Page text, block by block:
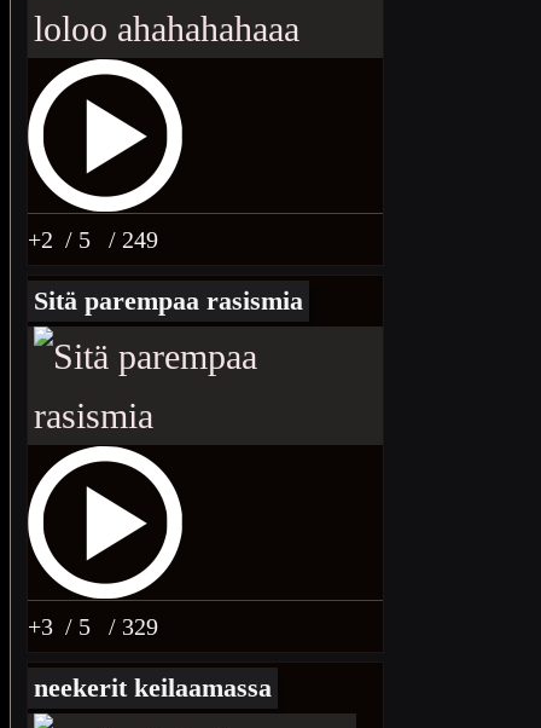
+2 / 5 / 249
Sitä parempaa rasismia
+3 / 5 / 329
neekerit keilaamassa